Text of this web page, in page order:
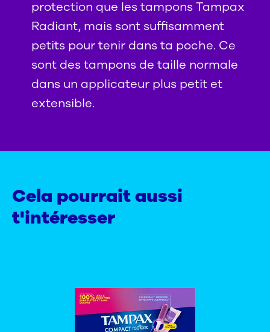
protection que les tampons Tampax
Radiant, mais sont suffisamment
petits pour tenir dans ta poche. Ce
sont des tampons de taille normale
dans un applicateur plus petit et
extensible.
Cela pourrait aussi
t'intéresser